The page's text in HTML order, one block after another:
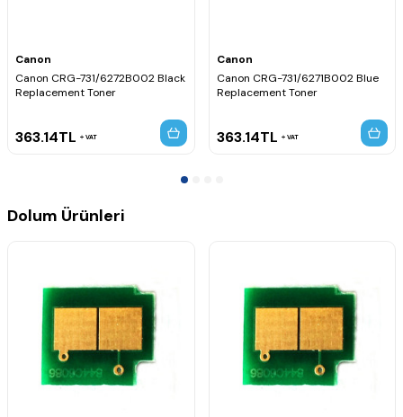
Canon
Canon CRG-731/6272B002 Black
Replacement Toner
363.14TL VAT
Canon
Canon CRG-731/6271B002 Blue
Replacement Toner
363.14TL VAT
Dolum Ürünleri